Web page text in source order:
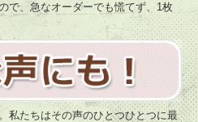
で、急なオーダーでも慌てず、1枚
私たちはその声のひとつひとつに最